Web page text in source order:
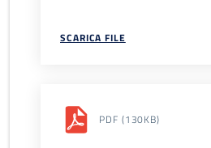
SCARICA FILE
PDF (130KB)